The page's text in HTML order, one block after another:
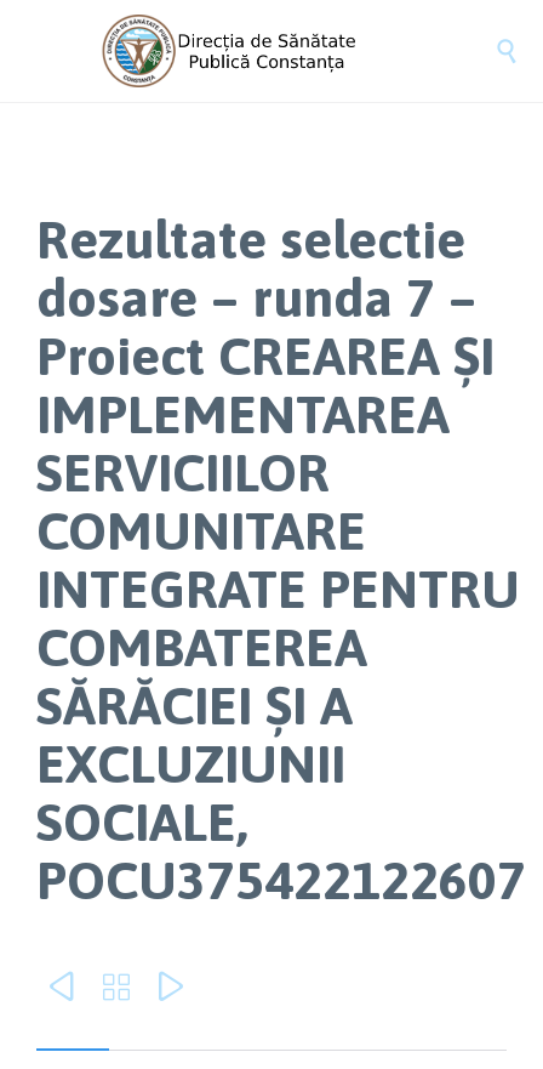

Rezultate selectie
dosare – runda 7 –
Proiect CREAREA ȘI
IMPLEMENTAREA
SERVICIILOR
COMUNITARE
INTEGRATE PENTRU
COMBATEREA
SĂRĂCIEI ȘI A
EXCLUZIUNII
SOCIALE,
POCU375422122607
  